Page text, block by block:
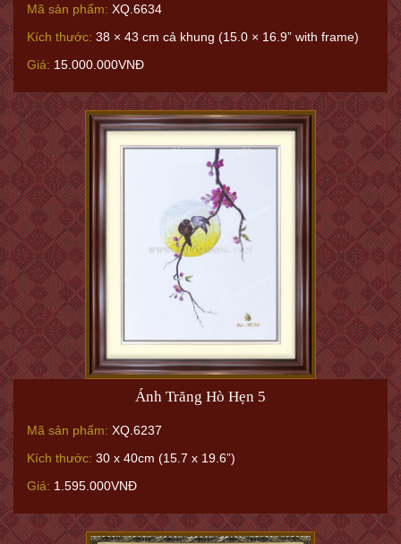
Mã sản phẩm: XQ.6634
Kích thước: 38 × 43 cm cả khung (15.0 × 16.9” with frame)
Giá: 15.000.000VNĐ
Ánh Trăng Hò Hẹn 5
Mã sản phẩm: XQ.6237
Kích thước: 30 x 40cm (15.7 x 19.6”)
Giá: 1.595.000VNĐ